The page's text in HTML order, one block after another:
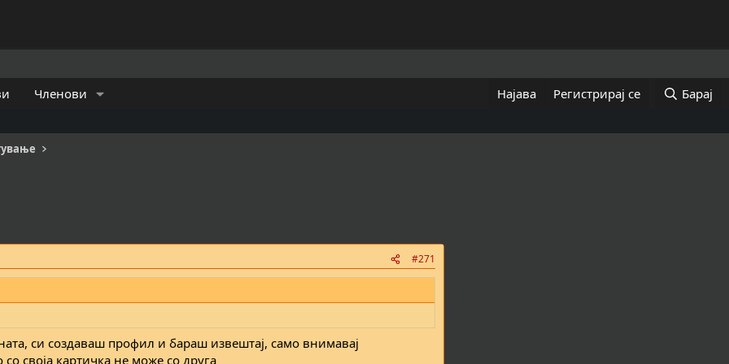
Членови Најава Регистрирај се Барај
#271
си создаваш профил и бараш извештај, само внимавај
своја картичка не може со друга